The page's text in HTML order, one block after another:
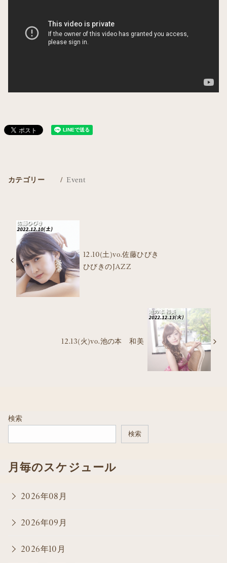
カテゴリー Event
12.10(土)vo.佐藤ひびき
ひびきのJAZZ
12.13(火)vo.池の本 和美
検索
検索
月毎のスケジュール
2026年08月
2026年09月
2026年10月